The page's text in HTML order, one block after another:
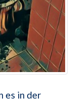
es in der